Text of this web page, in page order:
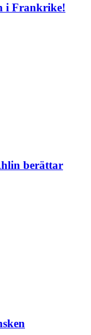
i Frankrike!
berättar